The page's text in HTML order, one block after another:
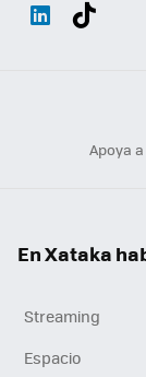
Apoya
En Xataka
Streaming
Espacio